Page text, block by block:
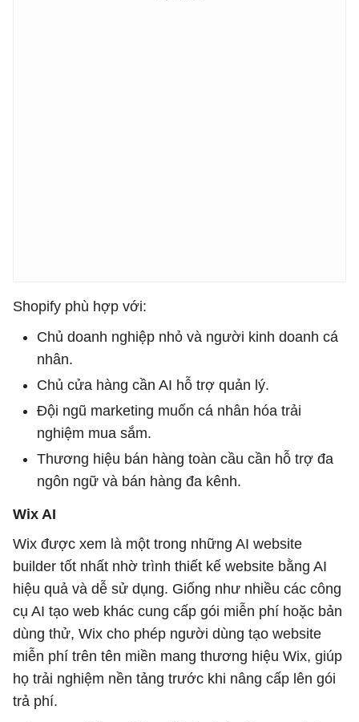
Shopify phù hợp với:
Chủ doanh nghiệp nhỏ và người kinh doanh cá
nhân.
Chủ cửa hàng cần AI hỗ trợ quản lý.
Đội ngũ marketing muốn cá nhân hóa trải
nghiệm mua sắm.
Thương hiệu bán hàng toàn cầu cần hỗ trợ đa
ngôn ngữ và bán hàng đa kênh.
Wix AI
Wix được xem là một trong những AI website
builder tốt nhất nhờ trình thiết kế website bằng AI
hiệu quả và dễ sử dụng. Giống như nhiều các công
cụ AI tạo web khác cung cấp gói miễn phí hoặc bản
dùng thử, Wix cho phép người dùng tạo website
miễn phí trên tên miền mang thương hiệu Wix, giúp
họ trải nghiệm nền tảng trước khi nâng cấp lên gói
trả phí.